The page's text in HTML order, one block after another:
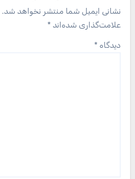
نشانی ایمیل شما منتشر نخواهد شد.
علامت‌گذاری شده‌اند *
دیدگاه *